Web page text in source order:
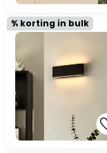
% korting in bulk